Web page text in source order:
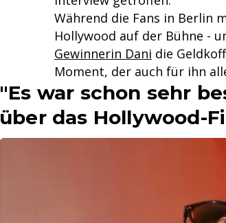
Während die Fans in Berlin
Hollywood auf der Bühne -
Gewinnerin Dani die
Moment, der auch für ihn
"Es war schon sehr
über das Hollywood-